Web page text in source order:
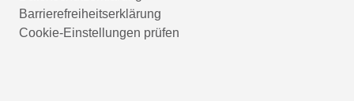
Barrierefreiheitserklärung
Cookie-Einstellungen prüfen